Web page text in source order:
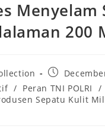
Menyelam
200
Post
published:
/ Peran TNI POLRI /
Sepatu Kulit